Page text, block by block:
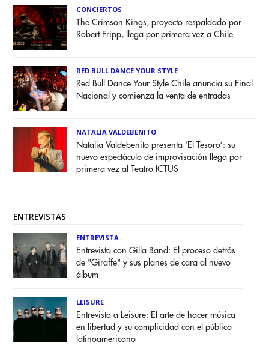
CONCIERTOS
The Crimson Kings, proyecto respaldado por
Robert Fripp, llega por primera vez a Chile
RED BULL DANCE YOUR STYLE
Red Bull Dance Your Style Chile anuncia su Final
Nacional y comienza la venta de entradas
NATALIA VALDEBENITO
Natalia Valdebenito presenta ‘El Tesoro’: su
nuevo espectáculo de improvisación llega por
primera vez al Teatro ICTUS
ENTREVISTAS
ENTREVISTA
Entrevista con Gilla Band: El proceso detrás
de "Giraffe" y sus planes de cara al nuevo
álbum
LEISURE
Entrevista a Leisure: El arte de hacer música
en libertad y su complicidad con el público
latinoamericano